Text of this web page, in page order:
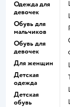
Одежда для
девочек
Обувь для
мальчиков
Обувь для
девочек
Для женщин
Детская
одежда
Детская
обувь